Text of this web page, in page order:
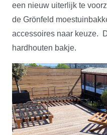
een nieuw uiterlijk te
de Grönfeld
accessoires naar keuze.
hardhouten bakje.